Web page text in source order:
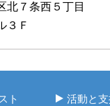
北７条西５丁目
３Ｆ
ト 活動と